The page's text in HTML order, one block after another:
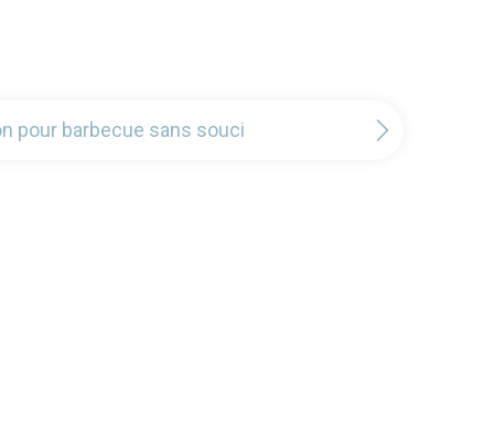
pour barbecue sans souci